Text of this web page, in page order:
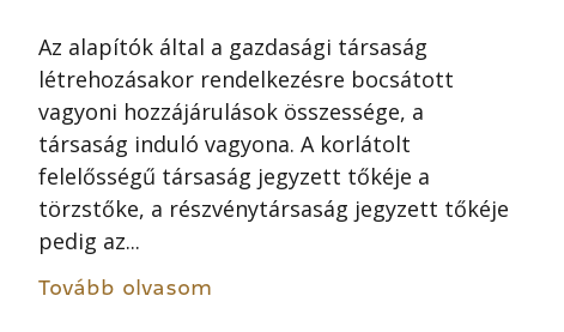
Az alapítók által a gazdasági társaság
létrehozásakor rendelkezésre bocsátott
vagyoni hozzájárulások összessége, a
társaság induló vagyona. A korlátolt
felelősségű társaság jegyzett tőkéje a
törzstőke, a részvénytársaság jegyzett tőkéje
pedig az...
Tovább olvasom